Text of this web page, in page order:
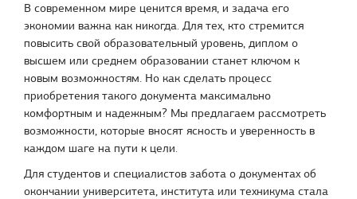
В современном мире ценится время, и задача его
экономии важна как никогда. Для тех, кто стремится
повысить свой образовательный уровень, диплом о
высшем или среднем образовании станет ключом к
новым возможностям. Но как сделать процесс
приобретения такого документа максимально
комфортным и надежным? Мы предлагаем рассмотреть
возможности, которые вносят ясность и уверенность в
каждом шаге на пути к цели.
Для студентов и специалистов забота о документах об
окончании университета, института или техникума стала